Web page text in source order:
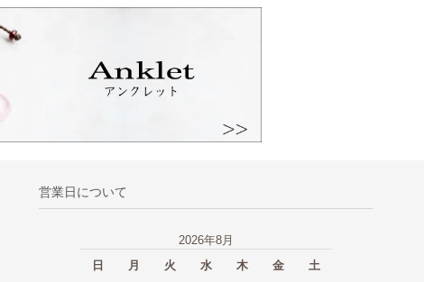
営業日について
2026年8月
日
月 火 水 木 金 土